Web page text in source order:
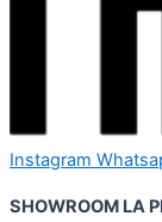
Instagram
SHOWROOM LA